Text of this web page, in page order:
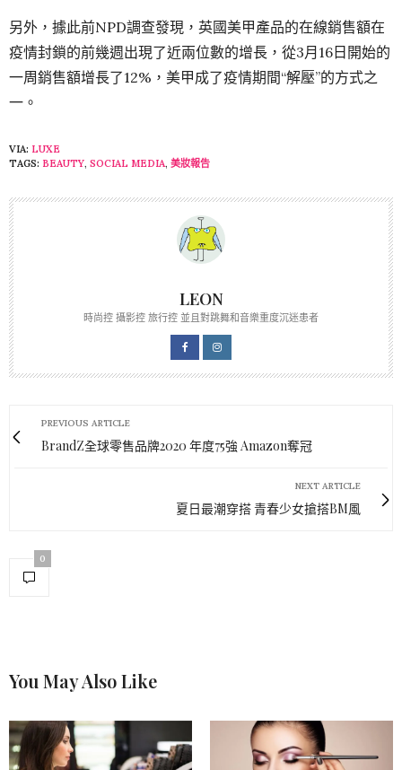
另外，據此前NPD調查發現，英國美甲產品的在線銷售額在
疫情封鎖的前幾週出現了近兩位數的增長，從3月16日開始的
一周銷售額增長了12%，美甲成了疫情期間“解壓”的方式之
一。
VIA: LUXE
TAGS: BEAUTY, SOCIAL MEDIA, 美妝報告
LEON
時尚控 攝影控 旅行控 並且對跳舞和音樂重度沉迷患者
PREVIOUS ARTICLE
BrandZ全球零售品牌2020 年度75強 Amazon奪冠
NEXT ARTICLE
夏日最潮穿搭 青春少女搶搭BM風
0
You May Also Like